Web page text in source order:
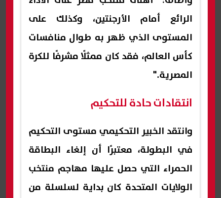
الرائع أمام الأرجنتين، وكذلك على
المستوى الذي ظهر به طوال منافسات
كأس العالم، فقد كان ممثلًا مشرفًا للكرة
المصرية."
انتقادات حادة للتحكيم
وانتقد الخبير التحكيمي مستوى التحكيم
في البطولة، معتبرًا أن إلغاء البطاقة
الحمراء التي حصل عليها مهاجم منتخب
الولايات المتحدة كان بداية لسلسلة من